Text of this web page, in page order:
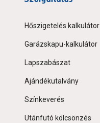
Hőszigetelés kalkulátor
Garázskapu-kalkulátor
Lapszabászat
Ajándékutalvány
Színkeverés
Utánfutó kölcsönzés